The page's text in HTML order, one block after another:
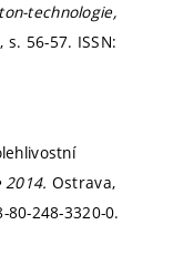
technologie,
s. 56-57. ISSN:
2014. Ostrava,
80-248-3320-0.